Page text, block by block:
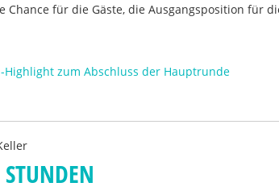
Chance für die Gäste, die Ausgangsposition für
zum Abschluss der Hauptrunde